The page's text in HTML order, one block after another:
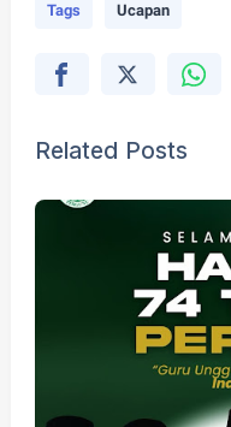
Tags Ucapan
Related Posts